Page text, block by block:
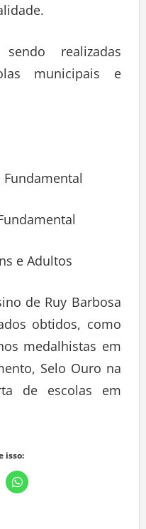
realizadas
municipais e
Fundamental
e Adultos
de Ruy Barbosa
obtidos, como
medalhistas em
Selo Ouro na
de escolas em
isso: